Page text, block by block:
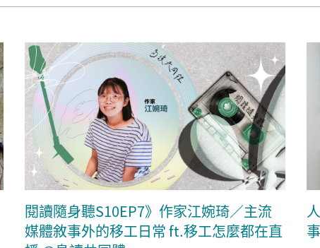
閱讀隨身聽S10EP7》作家江婉琦／主流
媒體敘事外的移工日常 ft.移工怎麼都在直